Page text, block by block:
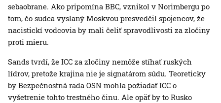
sebaobrane. Ako pripomína BBC, vznikol v Norimbergu po
tom, čo sudca vyslaný Moskvou presvedčil spojencov, že
nacistickí vodcovia by mali čeliť spravodlivosti za zločiny
proti mieru.
Sands tvrdí, že ICC za zločiny nemôže stíhať ruských
lídrov, pretože krajina nie je signatárom súdu. Teoreticky
by Bezpečnostná rada OSN mohla požiadať ICC o
vyšetrenie tohto trestného činu. Ale opäť by to Rusko